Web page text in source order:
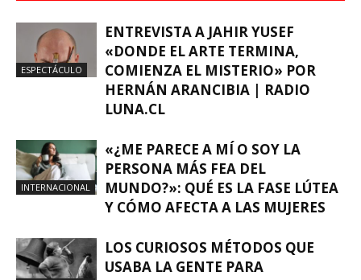
ESPECTÁCULO
ENTREVISTA A JAHIR YUSEF
«DONDE EL ARTE TERMINA,
COMIENZA EL MISTERIO» POR
HERNÁN ARANCIBIA | RADIO
LUNA.CL
INTERNACIONAL
«¿ME PARECE A MÍ O SOY LA
PERSONA MÁS FEA DEL
MUNDO?»: QUÉ ES LA FASE LÚTEA
Y CÓMO AFECTA A LAS MUJERES
LOS CURIOSOS MÉTODOS QUE
USABA LA GENTE PARA